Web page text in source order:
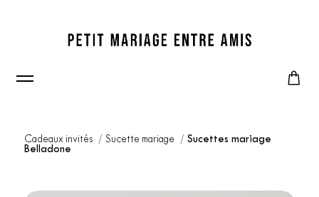
Cadeaux invités Sucette mariage
Sucettes mariage
Belladone